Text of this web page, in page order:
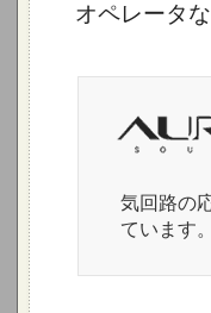
オペレータ
気回路の
ています。